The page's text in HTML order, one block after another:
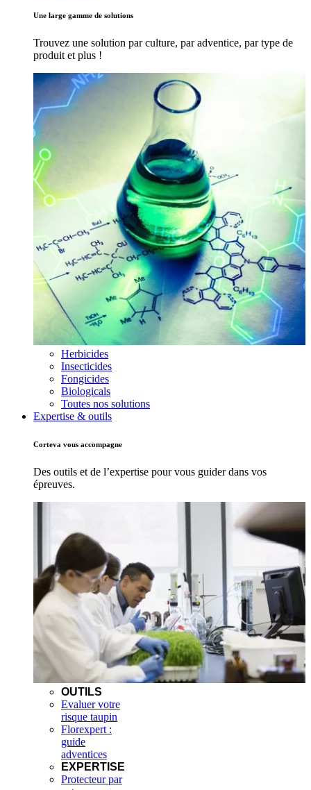
Une large gamme de solutions
Trouvez une solution par culture, par adventice, par type de
produit et plus !
Herbicides
Insecticides
Fongicides
Biologicals
Toutes nos solutions
Expertise & outils
Corteva vous accompagne
Des outils et de l’expertise pour vous guider dans vos
épreuves.
OUTILS
Evaluer votre
risque taupin
Florexpert :
guide
adventices
EXPERTISE
Protecteur par